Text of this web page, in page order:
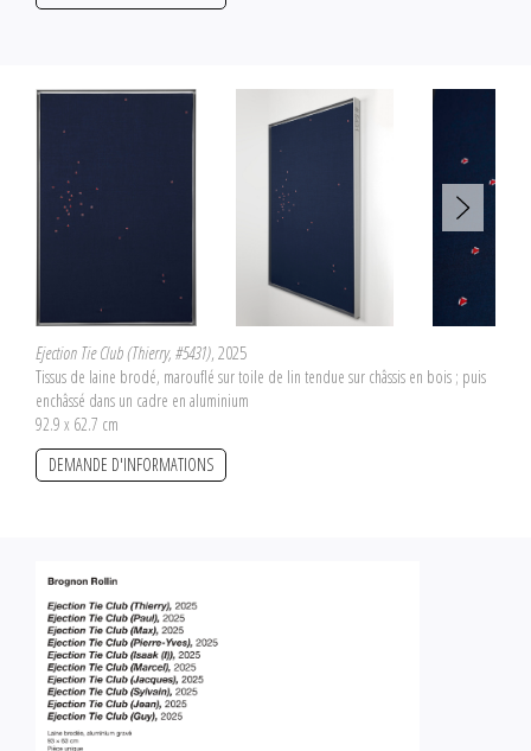
Ejection Tie Club (Thierry, #5431), 2025
Tissus de laine brodé, marouflé sur toile de lin tendue sur châssis en bois ; puis
enchâssé dans un cadre en aluminium
92.9 x 62.7 cm
DEMANDE D'INFORMATIONS